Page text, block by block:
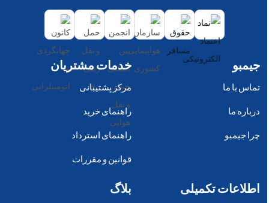
جیمبو
تماس با ما
درباره ما
چرا جیمبو
خدمات مشتریان
مرکز پشتیبانی
راهنمای خرید
راهنمای استرداد
قوانین و مقررات
اطلاعات تکمیلی بلاگ